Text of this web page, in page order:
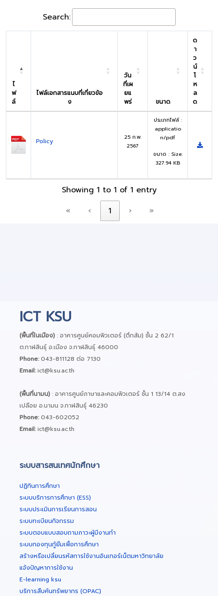
Search:
ไ
ฟ
ล์
ไฟล์เอกสารแนบที่เกี่ยวข้อ
ง
วัน
ที่เผ
ยแ
พร่
ขนาด
ด
า
ว
น์
โ
ห
ล
ด
Policy
25 ก.พ.
2567
ประเภทไฟล์ :
applicatio
n/pdf
ขนาด : Size:
327.94 KB
Showing 1 to 1 of 1 entry
«
‹ 1 › »
ICT KSU
(พื้นที่ในเมือง) : อาคารศูนย์คอมพิวเตอร์ (ตึกส้ม) ชั้น 2 62/1
ต.กาฬสินธุ์ อ.เมือง จ.กาฬสินธุ์ 46000
Phone:043-811128 ต่อ 7130
Email:ict@ksu.ac.th
(พื้นที่นามน) : อาคารศูนย์ภาษาและคอมพิวเตอร์ ชั้น 1 13/14 ต.สง
เปลือย อ.นามน จ.กาฬสินธุ์ 46230
Phone:043-602052
Email:ict@ksu.ac.th
ระบบสารสนเทศนักศึกษา
ปฏิทินการศึกษา
ระบบบริการการศึกษา (ESS)
ระบบประเมินการเรียนการสอน
ระบบทะเบียนกิจกรรม
ระบบตอบแบบสอบถามภาวะผู้มีงานทำ
ระบบกองทุนกู้ยืมเพื่อการศึกษา
สร้างหรือเปลี่ยนรหัสการใช้งานอินเทอร์เน็ตมหาวิทยาลัย
แจ้งปัญหาการใช้งาน
E-learning ksu
บริการสืบค้นทรัพยากร (OPAC)